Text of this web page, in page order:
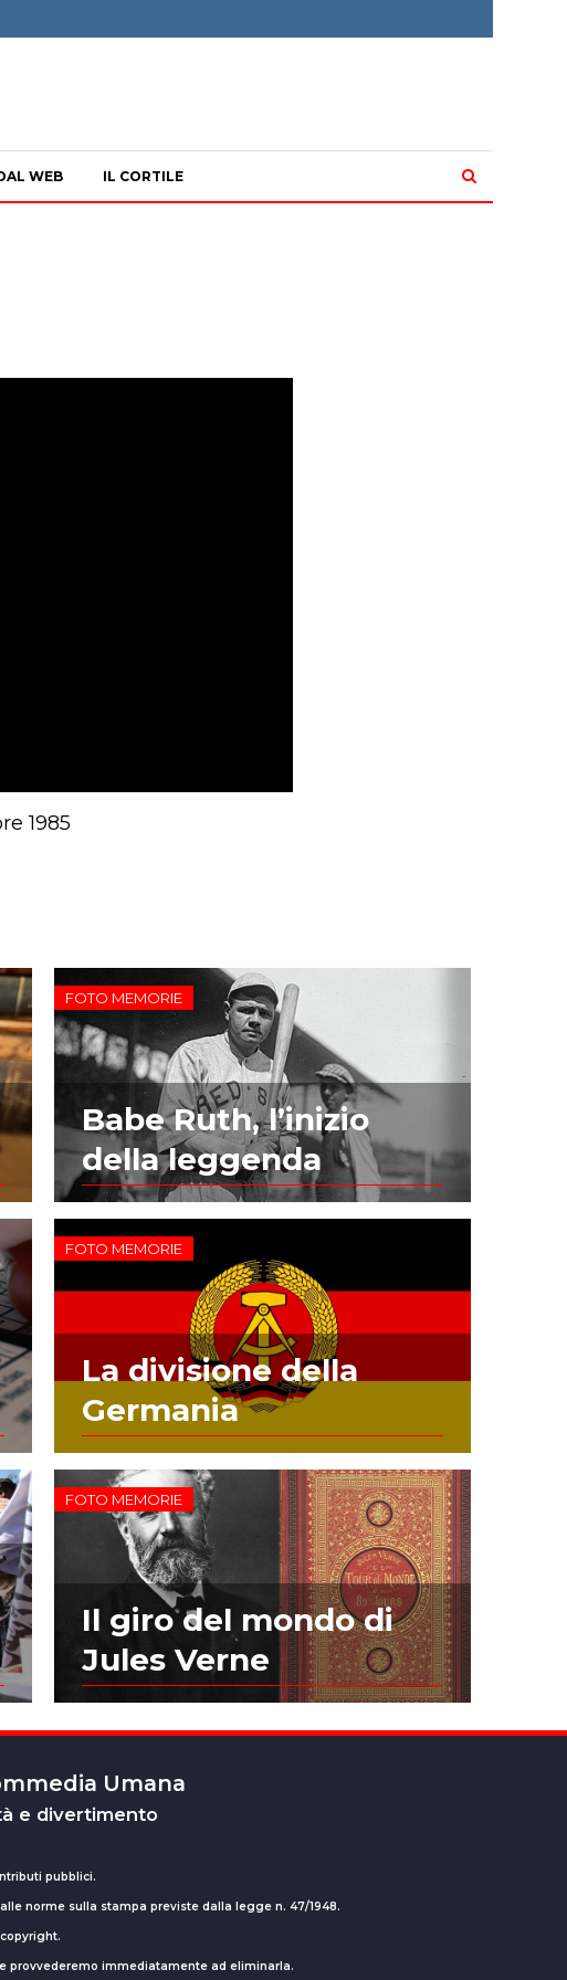
WEB IL CORTILE
1985
FOTO MEMORIE
Babe Ruth, l’inizio
della leggenda
FOTO MEMORIE
La divisione della
Germania
FOTO MEMORIE
Il giro del mondo di
Jules Verne
Umana
e divertimento
pubblici.
norme sulla stampa previste dalla legge n. 47/1948.
provvederemo immediatamente ad eliminarla.